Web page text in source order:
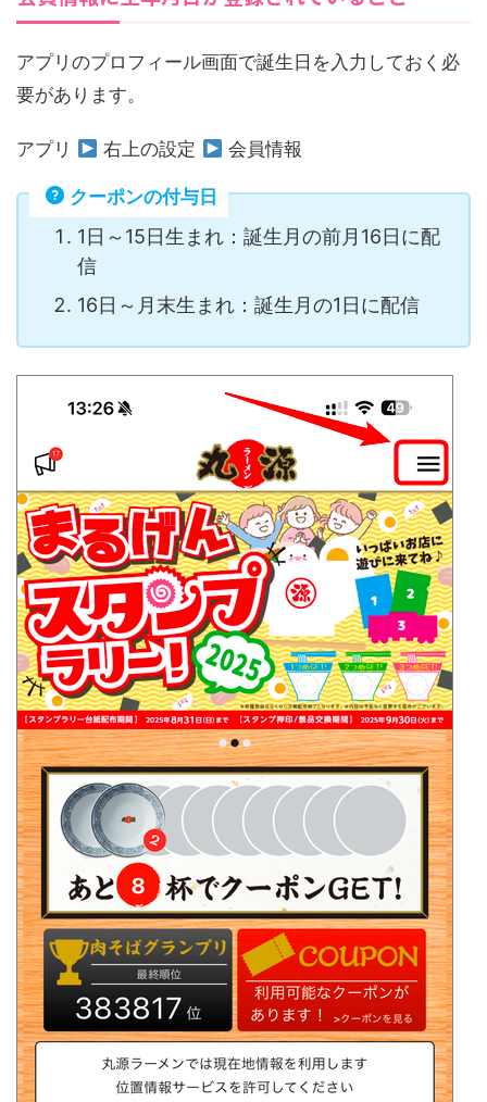
アプリのプロフィール画面で誕生日を入力しておく必
要があります。
アプリ 右上の設定 会員情報
クーポンの付与日
1日～15日生まれ：誕生月の前月16日に配
信
16日～月末生まれ：誕生月の1日に配信